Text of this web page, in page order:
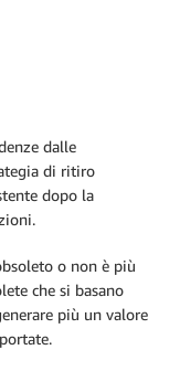
dalle
di ritiro
dopo la
o non è più
che si basano
più un valore